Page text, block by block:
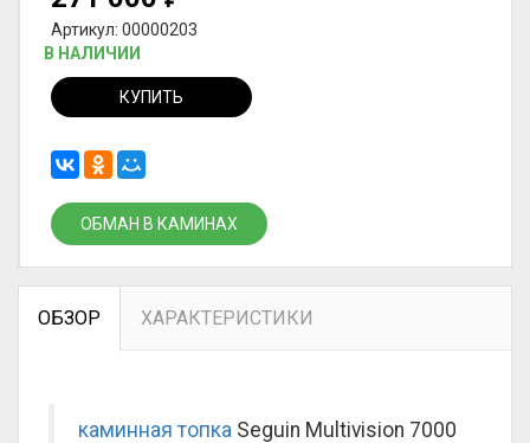
Артикул: 00000203
В НАЛИЧИИ
КУПИТЬ
ОБМАН В КАМИНАХ
ОБЗОР ХАРАКТЕРИСТИКИ
каминная топка Seguin Multivision 7000